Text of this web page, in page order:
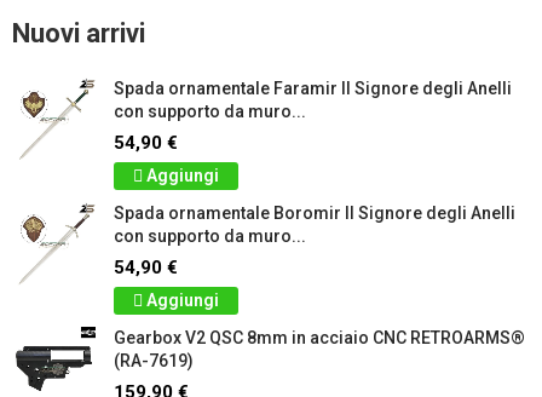
Nuovi arrivi
Spada ornamentale Faramir Il Signore degli Anelli
con supporto da muro...
54,90 €
Aggiungi
Spada ornamentale Boromir Il Signore degli Anelli
con supporto da muro...
54,90 €
Aggiungi
Gearbox V2 QSC 8mm in acciaio CNC RETROARMS®
(RA-7619)
159,90 €